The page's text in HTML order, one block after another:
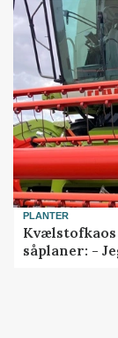
PLANTER
såplaner: -